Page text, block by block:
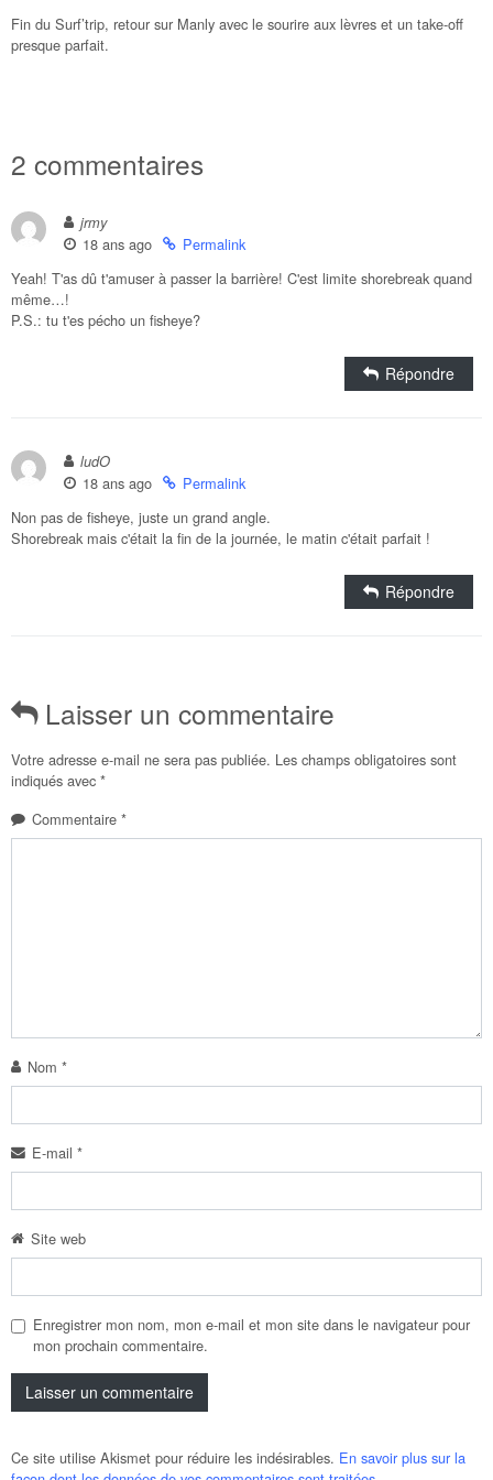
Fin du Surf’trip, retour sur Manly avec le sourire aux lèvres et un take-off
presque parfait.
2 commentaires
jrmy
18 ans ago
Permalink
Yeah! T'as dû t'amuser à passer la barrière! C'est limite shorebreak quand
même…!
P.S.: tu t'es pécho un fisheye?
Répondre
ludO
18 ans ago
Permalink
Non pas de fisheye, juste un grand angle.
Shorebreak mais c'était la fin de la journée, le matin c'était parfait !
Répondre
Laisser un commentaire
Votre adresse e-mail ne sera pas publiée. Les champs obligatoires sont
indiqués avec *
Commentaire *
Nom *
E-mail *
Site web
Enregistrer mon nom, mon e-mail et mon site dans le navigateur pour
mon prochain commentaire.
Ce site utilise Akismet pour réduire les indésirables. En savoir plus sur la